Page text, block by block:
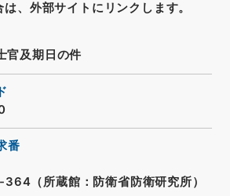
、外部サイトにリンクします。
官及期日の件
番
（所蔵館：防衛省防衛研究所）